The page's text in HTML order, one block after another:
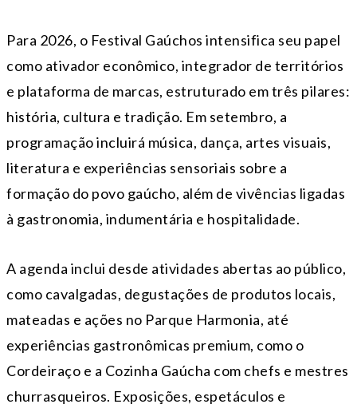
Para 2026, o Festival Gaúchos intensifica seu papel
como ativador econômico, integrador de territórios
e plataforma de marcas, estruturado em três pilares:
história, cultura e tradição. Em setembro, a
programação incluirá música, dança, artes visuais,
literatura e experiências sensoriais sobre a
formação do povo gaúcho, além de vivências ligadas
à gastronomia, indumentária e hospitalidade.
A agenda inclui desde atividades abertas ao público,
como cavalgadas, degustações de produtos locais,
mateadas e ações no Parque Harmonia, até
experiências gastronômicas premium, como o
Cordeiraço e a Cozinha Gaúcha com chefs e mestres
churrasqueiros. Exposições, espetáculos e